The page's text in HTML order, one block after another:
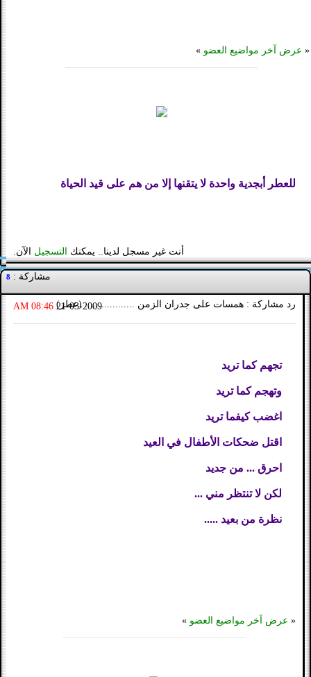
« عرض آخر مواضيع العضو »
للعطر أبجدية واحدة لا يتقنها إلا من هم على قيد الحياة
أنت غير مسجل لدينا.. يمكنك التسجيل الآن.
مشاركة : 8
رد مشاركة : همسات على جدران الزمن .................. (عطر)
21-03-2009
08:46 AM
تجهم كما تريد
وتهجم كما تريد
اغضب كيفما تريد
اقتل ضحكات الأطفال في العيد
احرق ... من جديد
لكن لا تنتظر مني ...
نظرة من بعيد .....
« عرض آخر مواضيع العضو »